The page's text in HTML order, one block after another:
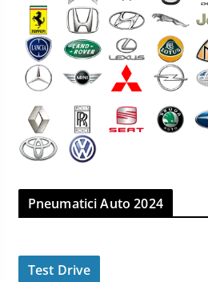
Pneumatici Auto 2024
Test Drive